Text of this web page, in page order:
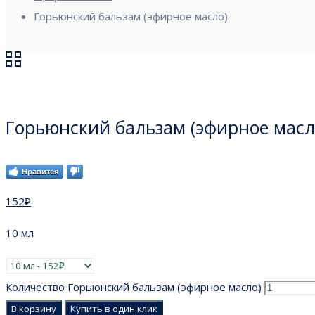
Горьюнский бальзам (эфирное масло)
Горьюнский бальзам (эфирное
Нравится
152₽
10 мл
Количество Горьюнский бальзам (эфирное масло)
В корзину Купить в один клик